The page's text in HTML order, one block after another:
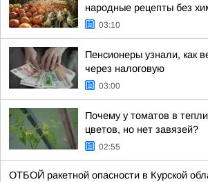
народные рецепты без
03:10
Пенсионеры узнали, как
через налоговую
03:00
Почему у томатов в
цветов, но нет завязей?
02:55
ОТБОЙ ракетной опасности в Курской